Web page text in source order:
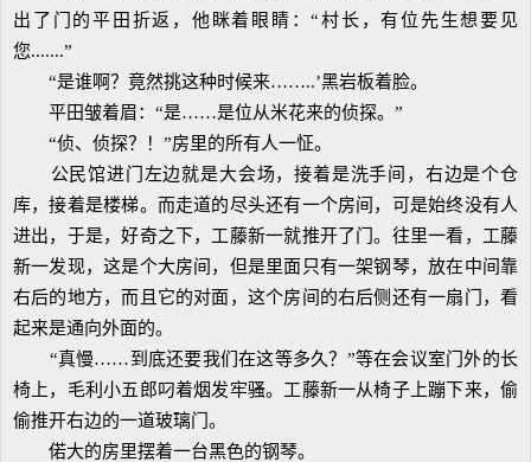
出了门的平田折返，他眯着眼睛：“村长，有位先生想要见
您.......”
“是谁啊？竟然挑这种时候来……..’黑岩板着脸。
平田皱着眉：“是……是位从米花来的侦探。”
“侦、侦探？！”房里的所有人一怔。
公民馆进门左边就是大会场，接着是洗手间，右边是个仓
库，接着是楼梯。而走道的尽头还有一个房间，可是始终没有人
进出，于是，好奇之下，工藤新一就推开了门。往里一看，工藤
新一发现，这是个大房间，但是里面只有一架钢琴，放在中间靠
右后的地方，而且它的对面，这个房间的右后侧还有一扇门，看
起来是通向外面的。
“真慢……到底还要我们在这等多久？”等在会议室门外的长
椅上，毛利小五郎叼着烟发牢骚。工藤新一从椅子上蹦下来，偷
偷推开右边的一道玻璃门。
偌大的房里摆着一台黑色的钢琴。